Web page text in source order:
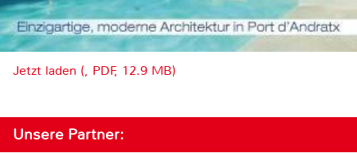
Jetzt laden (, PDF, 12.9 MB)
Unsere Partner: